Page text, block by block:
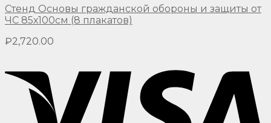
Стенд Основы гражданской обороны и защиты от
ЧС 85х100см (8 плакатов)
₽2,720.00